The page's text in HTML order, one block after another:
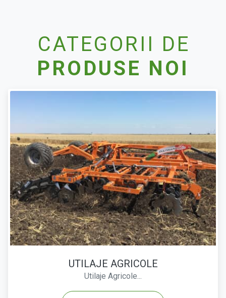
CATEGORII DE
PRODUSE NOI
UTILAJE AGRICOLE
Utilaje Agricole...